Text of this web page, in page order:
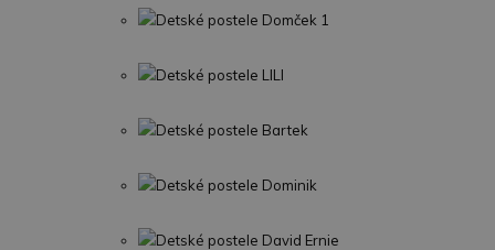
Detské postele Domček 1
Detské postele LILI
Detské postele Bartek
Detské postele Dominik
Detské postele David Ernie